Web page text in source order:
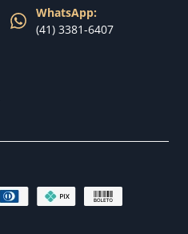
WhatsApp:
(41) 3381-6407